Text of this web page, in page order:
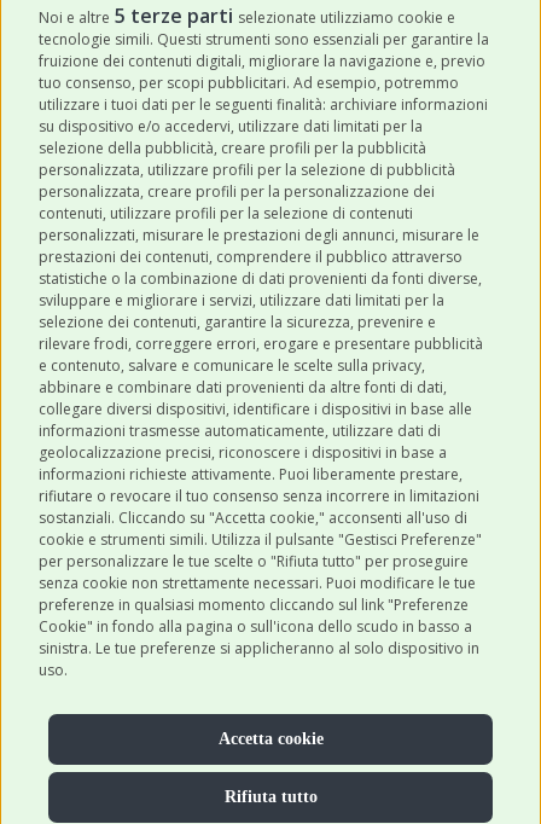
Noi e altre 5 terze parti selezionate utilizziamo cookie e
tecnologie simili. Questi strumenti sono essenziali per garantire la
fruizione dei contenuti digitali, migliorare la navigazione e, previo
tuo consenso, per scopi pubblicitari. Ad esempio, potremmo
utilizzare i tuoi dati per le seguenti finalità: archiviare informazioni
su dispositivo e/o accedervi, utilizzare dati limitati per la
selezione della pubblicità, creare profili per la pubblicità
personalizzata, utilizzare profili per la selezione di pubblicità
personalizzata, creare profili per la personalizzazione dei
contenuti, utilizzare profili per la selezione di contenuti
personalizzati, misurare le prestazioni degli annunci, misurare le
prestazioni dei contenuti, comprendere il pubblico attraverso
statistiche o la combinazione di dati provenienti da fonti diverse,
sviluppare e migliorare i servizi, utilizzare dati limitati per la
selezione dei contenuti, garantire la sicurezza, prevenire e
rilevare frodi, correggere errori, erogare e presentare pubblicità
e contenuto, salvare e comunicare le scelte sulla privacy,
abbinare e combinare dati provenienti da altre fonti di dati,
collegare diversi dispositivi, identificare i dispositivi in base alle
informazioni trasmesse automaticamente, utilizzare dati di
geolocalizzazione precisi, riconoscere i dispositivi in base a
informazioni richieste attivamente. Puoi liberamente prestare,
rifiutare o revocare il tuo consenso senza incorrere in limitazioni
sostanziali. Cliccando su "Accetta cookie," acconsenti all'uso di
cookie e strumenti simili. Utilizza il pulsante "Gestisci Preferenze"
per personalizzare le tue scelte o "Rifiuta tutto" per proseguire
senza cookie non strettamente necessari. Puoi modificare le tue
preferenze in qualsiasi momento cliccando sul link "Preferenze
Cookie" in fondo alla pagina o sull'icona dello scudo in basso a
sinistra. Le tue preferenze si applicheranno al solo dispositivo in
uso.
Accetta cookie
Rifiuta tutto
Acconsento a ricevere newsletter,
aggiornamenti e offerte promozionali da
Robinson Pet Shop tramite email.*
ULTIMI POST
CATEGORIE
SHOP ONLINE
CONTATTI
0543 096850
Contattaci